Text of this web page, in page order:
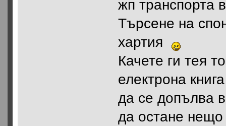
жп транспорта
Търсене на
хартия
Качете ги тея
електрона
да се допълва
да остане нещо